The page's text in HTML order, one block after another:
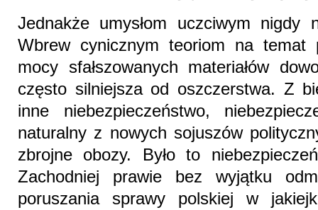
Jednakże umysłom uczciwym nigdy
Wbrew cynicznym teoriom na temat
mocy sfałszowanych materiałów
często silniejsza od oszczerstwa. Z
inne niebezpieczeństwo,
naturalny z nowych sojuszów
zbrojne obozy. Było to
Zachodniej prawie bez wyjątku
poruszania sprawy polskiej w